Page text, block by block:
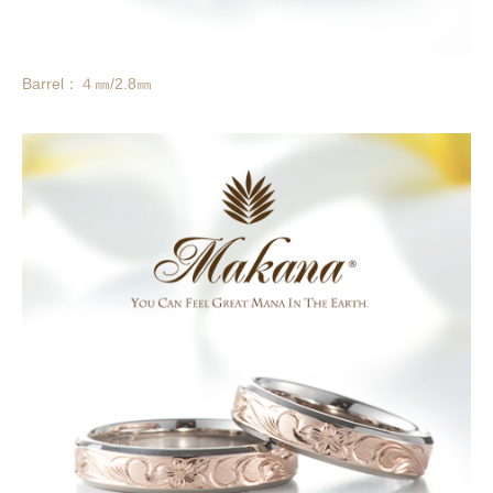
Barrel：４㎜/2.8㎜